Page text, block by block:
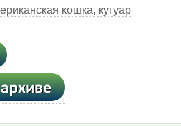
кошка, кугуар